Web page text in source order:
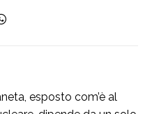
esposto com’è al